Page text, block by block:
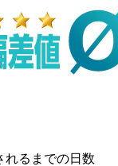
れるまでの日数